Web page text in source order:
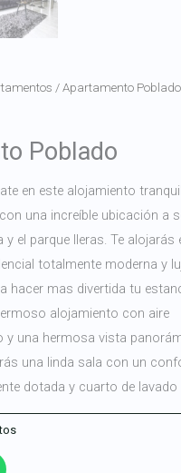
/ Apartamento Poblado
Poblado
en este alojamiento
una increíble ubicación a
el parque lleras. Te alojarás
totalmente moderna y
hacer mas divertida tu
alojamiento con aire
y una hermosa vista
una linda sala con un
dotada y cuarto de lavado